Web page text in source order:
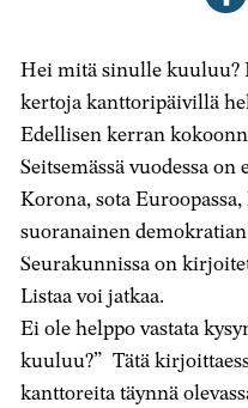
Hei mitä sinulle kuuluu?
kertoja kanttoripäivillä
Edellisen kerran
Seitsemässä vuodessa
Korona, sota
suoranainen
Seurakunnissa on
Listaa voi jatkaa.
Ei ole helppo vastata
kuuluu?” Tätä
kanttoreita täynnä